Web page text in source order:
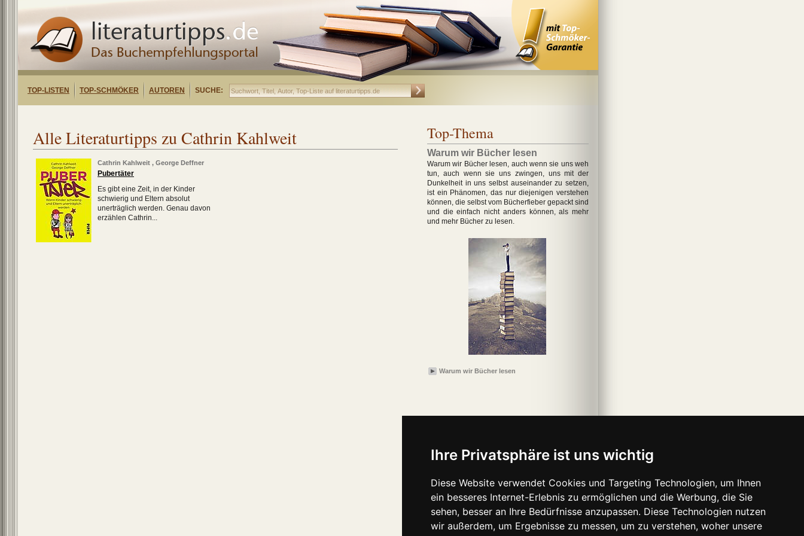
Ihre Privatsphäre ist uns wichtig
Diese Website verwendet Cookies und Targeting Technologien, um Ihnen
ein besseres Internet-Erlebnis zu ermöglichen und die Werbung, die Sie
sehen, besser an Ihre Bedürfnisse anzupassen. Diese Technologien nutzen
wir außerdem, um Ergebnisse zu messen, um zu verstehen, woher unsere
TOP-LISTEN TOP-SCHMÖKER AUTOREN SUCHE:
Alle Literaturtipps zu Cathrin Kahlweit
Cathrin Kahlweit , George Deffner
Pubertäter
Es gibt eine Zeit, in der Kinder
schwierig und Eltern absolut
unerträglich werden. Genau davon
erzählen Cathrin...
Top-Thema
Warum wir Bücher lesen
Warum wir Bücher lesen, auch wenn sie uns weh
tun, auch wenn sie uns zwingen, uns mit der
Dunkelheit in uns selbst auseinander zu setzen,
ist ein Phänomen, das nur diejenigen verstehen
können, die selbst vom Bücherfieber gepackt sind
und die einfach nicht anders können, als mehr
und mehr Bücher zu lesen.
Warum wir Bücher lesen